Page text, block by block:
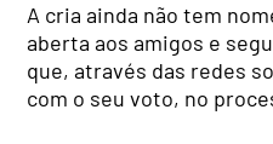
A cria ainda não tem
aberta aos amigos e
que, através das redes
com o seu voto, no